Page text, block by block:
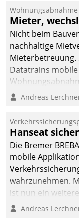
und Beschwerde-
ein.
Mieter,
Nicht beim
nachhaltige
Mieterbetreuung.
Datatrains
Mieter
Andreas
Hanseat
Die Bremer
mobile
wahrzunehmen.
ist nun ein
Einsatz.
Andreas